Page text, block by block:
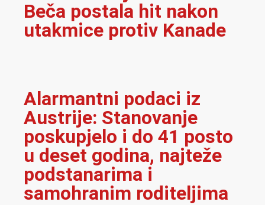
Beča postala hit nakon
utakmice protiv Kanade
Alarmantni podaci iz
Austrije: Stanovanje
poskupjelo i do 41 posto
u deset godina, najteže
podstanarima i
samohranim roditeljima